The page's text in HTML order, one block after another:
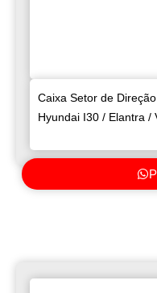
Caixa Setor de
Hyundai I30 / Elantra /